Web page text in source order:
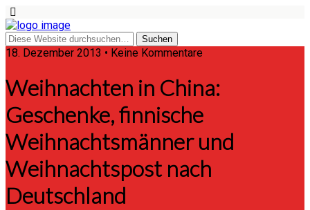
18. Dezember 2013 • Keine Kommentare
Weihnachten in China:
Geschenke, finnische
Weihnachtsmänner und
Weihnachtspost nach
Deutschland